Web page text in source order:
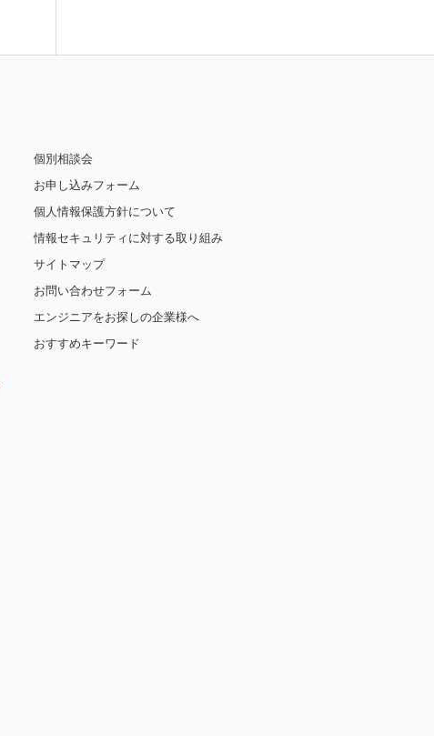
個別相談会
お申し込みフォーム
個人情報保護方針について
情報セキュリティに対する取り組み
サイトマップ
お問い合わせフォーム
エンジニアをお探しの企業様へ
おすすめキーワード